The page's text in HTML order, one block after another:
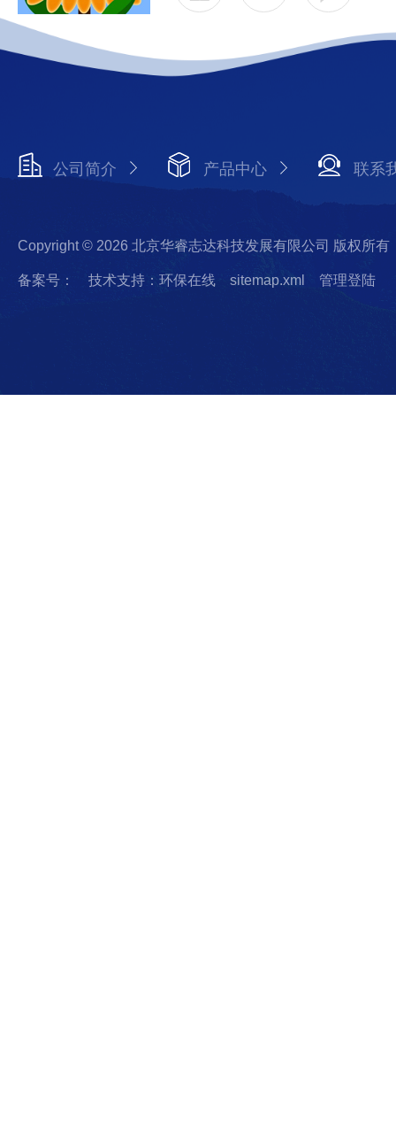
公司简介 产品中心 联系
Copyright © 2026 北京华睿志达科技发展有限公司 版权所有
备案号： 技术支持：环保在线 sitemap.xml 管理登陆